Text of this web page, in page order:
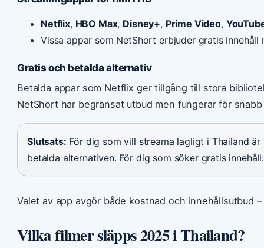
Netflix, HBO Max, Disney+, Prime Video,
Vissa appar som NetShort erbjuder gratis innehåll
Gratis och betalda alternativ
Betalda appar som Netflix ger tillgång till stora
NetShort har begränsat utbud men fungerar för
Slutsats: För dig som vill streama lagligt i Thailand
betalda alternativen. För dig som söker gratis
Valet av app avgör både kostnad och innehållsutbud
Vilka filmer släpps 2025 i Thailand?